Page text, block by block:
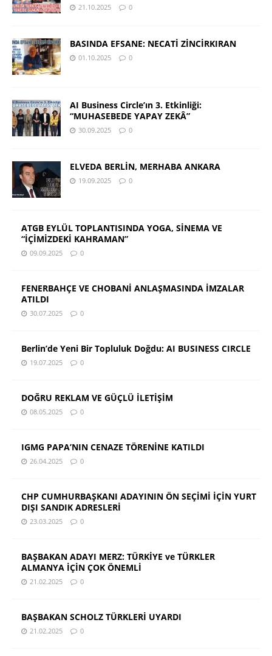
21.10.2025 0
BASINDA EFSANE: NECATİ ZİNCİRKIRAN
01.10.2025 0
AI Business Circle’ın 3. Etkinliği:
“MUHASEBEDE YAPAY ZEKÂ”
30.09.2025 0
ELVEDA BERLİN, MERHABA ANKARA
19.09.2025 0
ATGB EYLÜL TOPLANTISINDA YOGA, SİNEMA VE
“İÇİMİZDEKİ KAHRAMAN”
09.09.2025 0
FENERBAHÇE VE CHOBANİ ANLAŞMASINDA İMZALAR
ATILDI
30.07.2025 0
Berlin’de Yeni Bir Topluluk Doğdu: AI BUSINESS CIRCLE
19.07.2025 0
DOĞRU REKLAM VE GÜÇLÜ İLETİŞİM
08.05.2025 0
IGMG PAPA’NIN CENAZE TÖRENİNE KATILDI
26.04.2025 0
CHP CUMHURBAŞKANI ADAYININ ÖN SEÇİMİ İÇİN YURT
DIŞI SANDIK ADRESLERİ
23.03.2025 0
BAŞBAKAN ADAYI MERZ: TÜRKİYE ve TÜRKLER
ALMANYA İÇİN ÇOK ÖNEMLİ
21.02.2025 0
BAŞBAKAN SCHOLZ TÜRKLERİ UYARDI
21.02.2025 0